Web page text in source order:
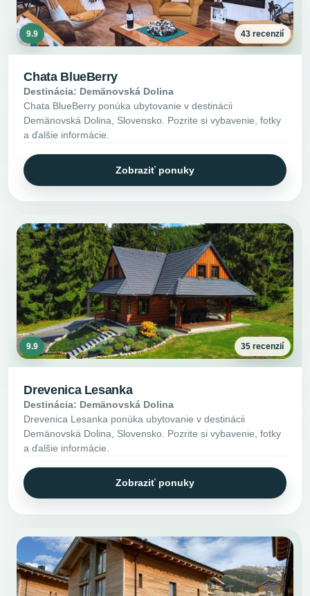
9.9 43 recenzií
Chata BlueBerry
Destinácia: Demänovská Dolina
Chata BlueBerry ponúka ubytovanie v destinácii
Demänovská Dolina, Slovensko. Pozrite si vybavenie, fotky
a ďalšie informácie.
Zobraziť ponuky
9.9 35 recenzií
Drevenica Lesanka
Destinácia: Demänovská Dolina
Drevenica Lesanka ponúka ubytovanie v destinácii
Demänovská Dolina, Slovensko. Pozrite si vybavenie, fotky
a ďalšie informácie.
Zobraziť ponuky